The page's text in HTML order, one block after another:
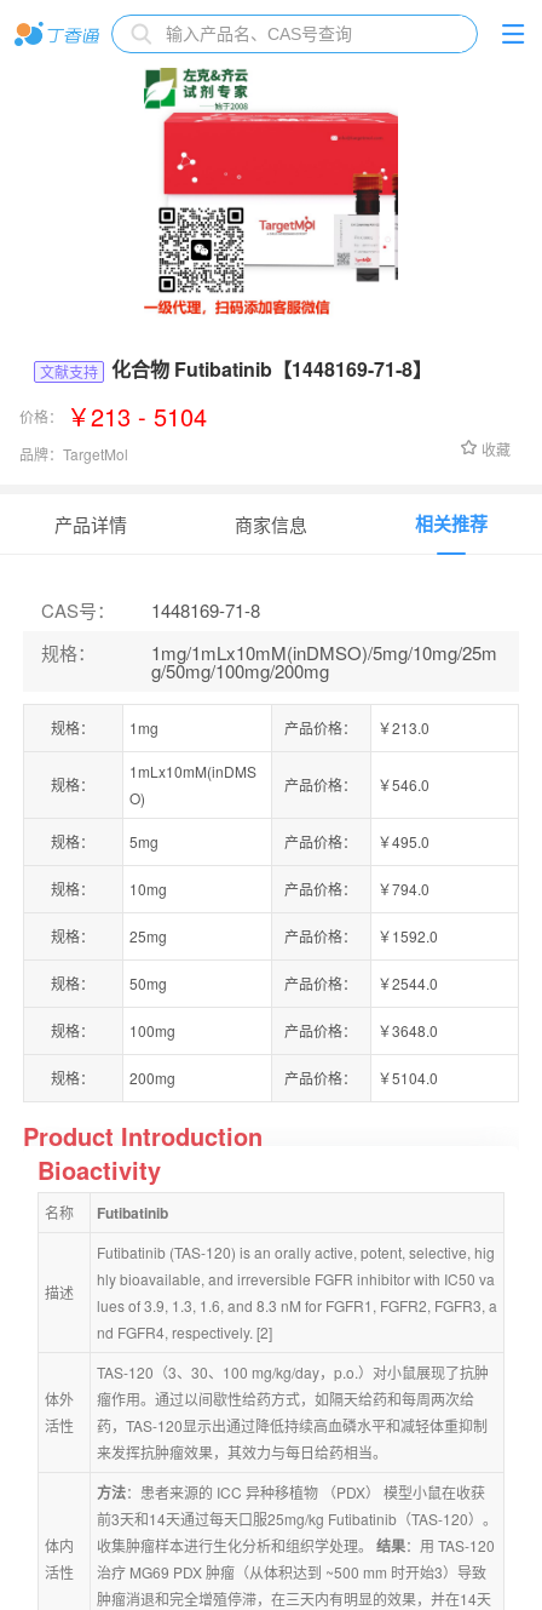
文献支持 化合物 Futibatinib【1448169-71-8】
价格： ￥213 - 5104
品牌： TargetMol 收藏
产品详情 商家信息 相关推荐
CAS号：
1448169-71-8
规格： 1mg/1mLx10mM(inDMSO)/5mg/10mg/25m
g/50mg/100mg/200mg
规格： 1mg 产品价格： ￥213.0
规格：
1mLx10mM(inDMS
O)
产品价格： ￥546.0
规格： 5mg 产品价格： ￥495.0
规格： 10mg 产品价格： ￥794.0
规格： 25mg 产品价格： ￥1592.0
规格： 50mg 产品价格： ￥2544.0
规格： 100mg 产品价格： ￥3648.0
规格： 200mg 产品价格： ￥5104.0
Product Introduction
Bioactivity
名称 Futibatinib
描述
Futibatinib (TAS-120) is an orally active, potent, selective, hig
hly bioavailable, and irreversible FGFR inhibitor with IC50 va
lues of 3.9, 1.3, 1.6, and 8.3 nM for FGFR1, FGFR2, FGFR3, a
nd FGFR4, respectively. [2]
体外
活性
TAS-120（3、30、100 mg/kg/day，p.o.）对小鼠展现了抗肿
瘤作用。通过以间歇性给药方式，如隔天给药和每周两次给
药，TAS-120显示出通过降低持续高血磷水平和减轻体重抑制
来发挥抗肿瘤效果，其效力与每日给药相当。
体内
活性
方法：患者来源的 ICC 异种移植物 （PDX） 模型小鼠在收获
前3天和14天通过每天口服25mg/kg Futibatinib（TAS-120）。
收集肿瘤样本进行生化分析和组织学处理。 结果：用 TAS-120
治疗 MG69 PDX 肿瘤（从体积达到 ~500 mm 时开始3）导致
肿瘤消退和完全增殖停滞，在三天内有明显的效果，并在14天